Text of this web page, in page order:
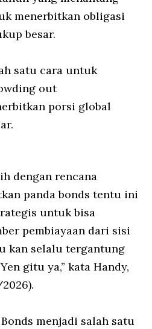
menerbitkan obligasi
besar.
satu cara untuk
out
porsi global
dengan rencana
panda bonds tentu ini
untuk bisa
pembiayaan dari sisi
kan selalu tergantung
gitu ya,” kata Handy,
menjadi salah satu